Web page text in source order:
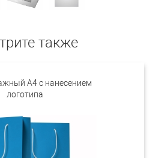
также
А4 с нанесением
логотипа